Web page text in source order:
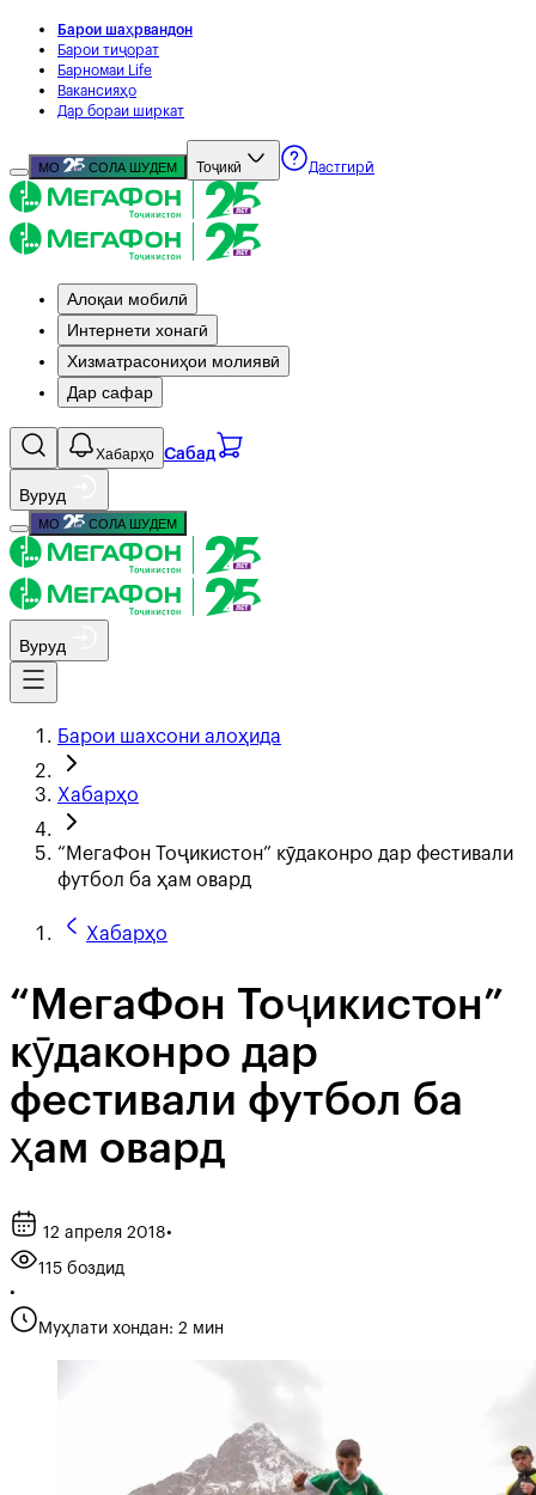
Барои шаҳрвандон
Барои тиҷорат
Барномаи Life
Вакансияҳо
Дар бораи ширкат
МО СОЛА ШУДЕМ Тоҷикӣ Дастгирӣ
Алоқаи мобилӣ
Интернети хонагӣ
Хизматрасониҳои молиявӣ
Дар сафар
Хабарҳо Сабад
Вуруд
МО СОЛА ШУДЕМ
Вуруд
Барои шахсони алоҳида
Хабарҳо
“МегаФон Тоҷикистон” кӯдаконро дар фестивали
футбол ба ҳам овард
Хабарҳо
“МегаФон Тоҷикистон”
кӯдаконро дар
фестивали футбол ба
ҳам овард
12 апреля 2018•
115 боздид
•
Муҳлати хондан: 2 мин